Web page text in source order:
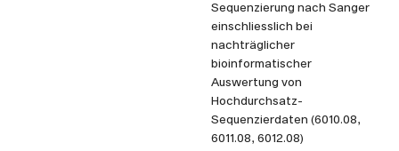
Sequenzierung nach Sanger
einschliesslich bei
nachträglicher
bioinformatischer
Auswertung von
Hochdurchsatz-
Sequenzierdaten (6010.08,
6011.08, 6012.08)